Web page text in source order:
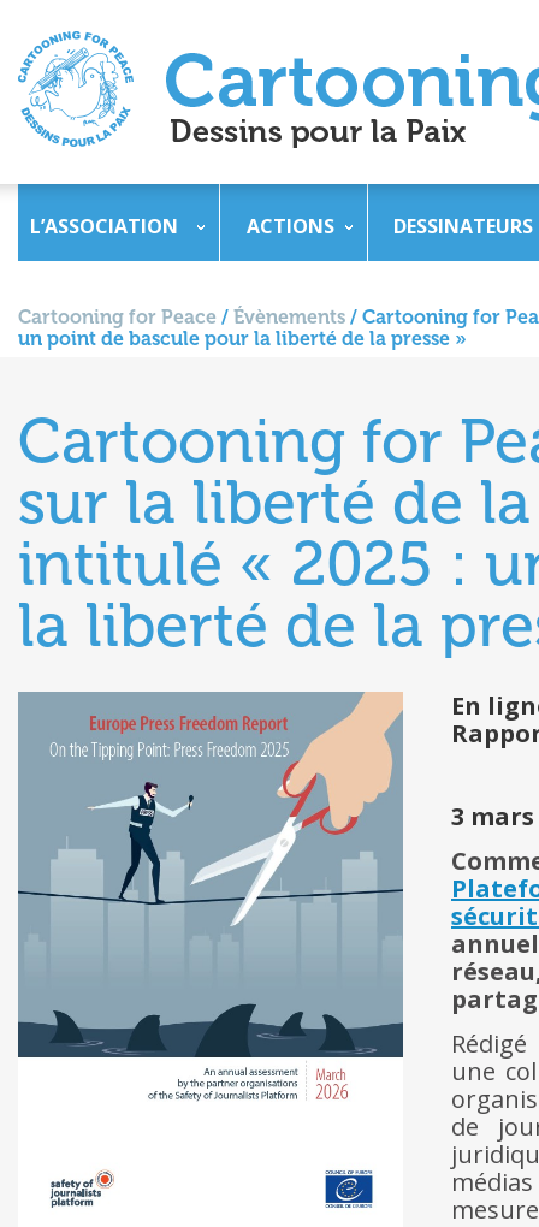
L’ASSOCIATION ACTIONS DESSINATEURS
Cartooning for Peace / Évènements / Cartooning for
un point de bascule pour la liberté de la presse »
Cartooning for
sur la liberté de
intitulé « 2025 :
la liberté de la
En
3 mars
une
de